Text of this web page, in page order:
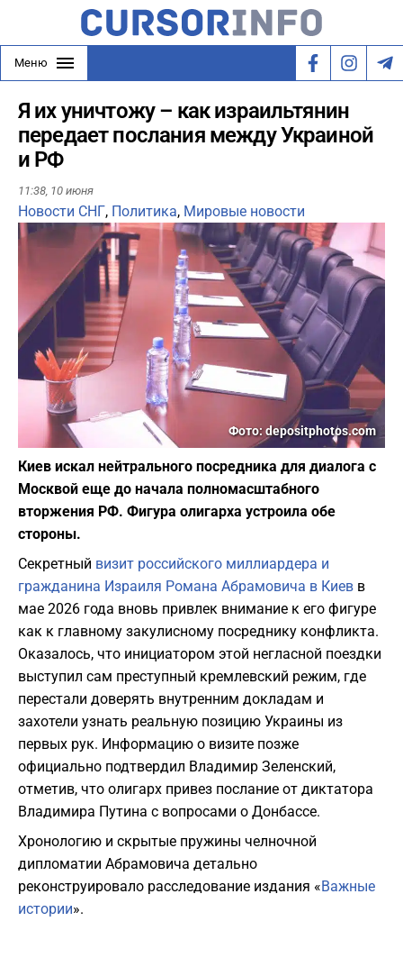
Меню
Я их уничтожу – как израильтянин
передает послания между Украиной
и РФ
11:38, 10 июня
Новости СНГ, Политика, Мировые новости
Фото: depositphotos.com
Киев искал нейтрального посредника для диалога с
Москвой еще до начала полномасштабного
вторжения РФ. Фигура олигарха устроила обе
стороны.
Секретный визит российского миллиардера и
гражданина Израиля Романа Абрамовича в Киев в
мае 2026 года вновь привлек внимание к его фигуре
как к главному закулисному посреднику конфликта.
Оказалось, что инициатором этой негласной поездки
выступил сам преступный кремлевский режим, где
перестали доверять внутренним докладам и
захотели узнать реальную позицию Украины из
первых рук. Информацию о визите позже
официально подтвердил Владимир Зеленский,
отметив, что олигарх привез послание от диктатора
Владимира Путина с вопросами о Донбассе.
Хронологию и скрытые пружины челночной
дипломатии Абрамовича детально
реконструировало расследование издания «Важные
истории».